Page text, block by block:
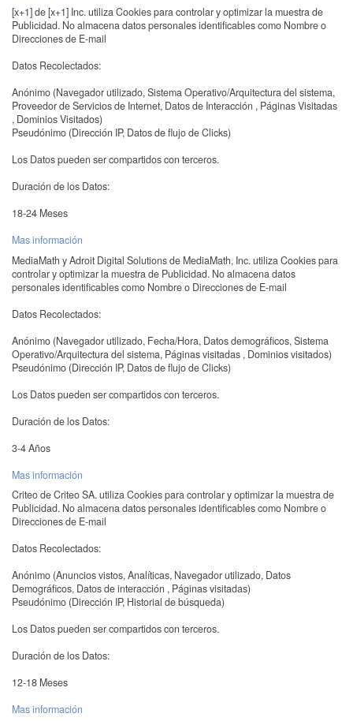
[x+1] de [x+1] Inc. utiliza Cookies para controlar y optimizar la muestra de
Publicidad. No almacena datos personales identificables como Nombre o
Direcciones de E-mail
Datos Recolectados:
Anónimo (Navegador utilizado, Sistema Operativo/Arquitectura del sistema,
Proveedor de Servicios de Internet, Datos de Interacción , Páginas Visitadas
, Dominios Visitados)
Pseudónimo (Dirección IP, Datos de flujo de Clicks)
Los Datos pueden ser compartidos con terceros.
Duración de los Datos:
18-24 Meses
Mas información
MediaMath y Adroit Digital Solutions de MediaMath, Inc. utiliza Cookies para
controlar y optimizar la muestra de Publicidad. No almacena datos
personales identificables como Nombre o Direcciones de E-mail
Datos Recolectados:
Anónimo (Navegador utilizado, Fecha/Hora, Datos demográficos, Sistema
Operativo/Arquitectura del sistema, Páginas visitadas , Dominios visitados)
Pseudónimo (Dirección IP, Datos de flujo de Clicks)
Los Datos pueden ser compartidos con terceros.
Duración de los Datos:
3-4 Años
Mas información
Criteo de Criteo SA. utiliza Cookies para controlar y optimizar la muestra de
Publicidad. No almacena datos personales identificables como Nombre o
Direcciones de E-mail
Datos Recolectados:
Anónimo (Anuncios vistos, Analíticas, Navegador utilizado, Datos
Demográficos, Datos de interacción , Páginas visitadas)
Pseudónimo (Dirección IP, Historial de búsqueda)
Los Datos pueden ser compartidos con terceros.
Duración de los Datos:
12-18 Meses
Mas información